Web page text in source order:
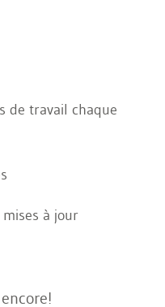
à
AI
de travail chaque
mises à jour